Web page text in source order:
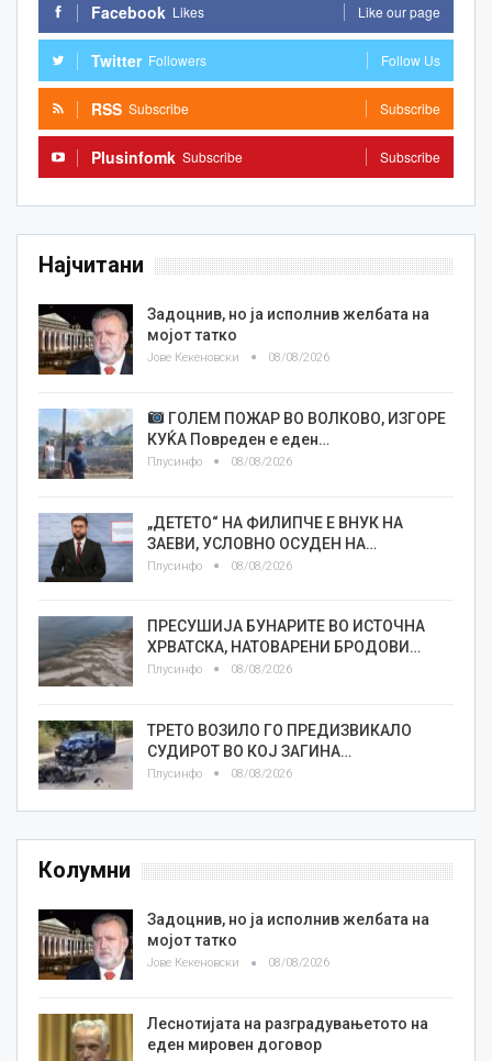
Facebook Likes Like our page
Twitter Followers Follow Us
RSS Subscribe Subscribe
Plusinfomk Subscribe Subscribe
Најчитани
Задоцнив, но ја исполнив желбата на
мојот татко
Јове Кекеновски 08/08/2026
ГОЛЕМ ПОЖАР ВО ВОЛКОВО, ИЗГОРЕ
КУЌА Повреден е еден…
Плусинфо 08/08/2026
„ДЕТЕТО“ НА ФИЛИПЧЕ Е ВНУК НА
ЗАЕВИ, УСЛОВНО ОСУДЕН НА…
Плусинфо 08/08/2026
ПРЕСУШИЈА БУНАРИТЕ ВО ИСТОЧНА
ХРВАТСКА, НАТОВАРЕНИ БРОДОВИ…
Плусинфо 08/08/2026
ТРЕТО ВОЗИЛО ГО ПРЕДИЗВИКАЛО
СУДИРОТ ВО КОЈ ЗАГИНА…
Плусинфо 08/08/2026
Колумни
Задоцнив, но ја исполнив желбата на
мојот татко
Јове Кекеновски 08/08/2026
Леснотијата на разградувањетото на
еден мировен договор